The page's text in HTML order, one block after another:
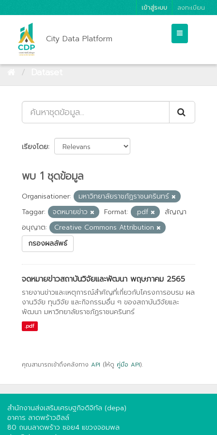
เข้าสู่ระบบ ลงทะเบียน
City Data Platform
เรียงโดย
พบ 1 ชุดข้อมูล
Organisationer:
มหาวิทยาลัยราชภัฏราชนครินทร์
Taggar:
จดหมายข่าว Format: .pdf
สัญญา
อนุญาต:
Creative Commons Attribution
กรองผลลัพธ์
จดหมายข่าวสถาบันวิจัยและพัฒนา พฤษภาคม 2565
รายงานข่าวและเหตุการณ์สำคัญที่เกี่ยวกับโครงการอบรม ผล
งานวิจัย ทุนวิจัย และกิจกรรมอื่น ๆ ของสถาบันวิจัยและ
พัฒนา มหาวิทยาลัยราชภัฏราชนครินทร์
.pdf
คุณสามารถเข้าถึงคลังทาง API (ให้ดู คู่มือ API).
สำนักงานส่งเสริมเศรษฐกิจดิจิทัล (depa)
อาคาร ลาดพร้าวฮิลล์
80 ถนนลาดพร้าว ซอย4 แขวงจอมพล